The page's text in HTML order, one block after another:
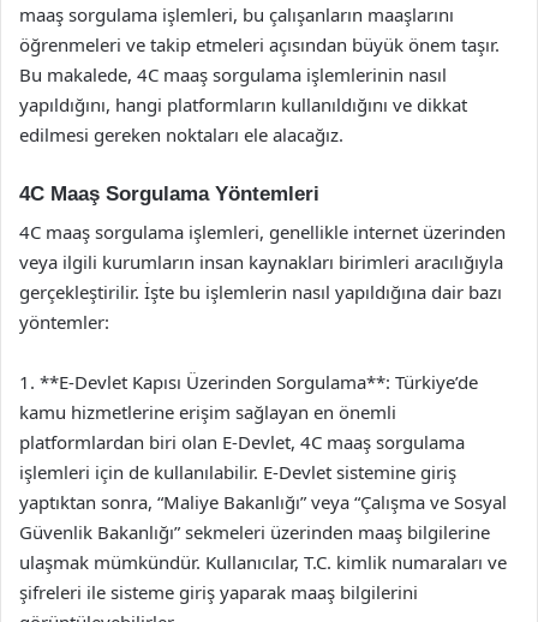
maaş sorgulama işlemleri, bu çalışanların maaşlarını
öğrenmeleri ve takip etmeleri açısından büyük önem taşır.
Bu makalede, 4C maaş sorgulama işlemlerinin nasıl
yapıldığını, hangi platformların kullanıldığını ve dikkat
edilmesi gereken noktaları ele alacağız.
4C Maaş Sorgulama Yöntemleri
4C maaş sorgulama işlemleri, genellikle internet üzerinden
veya ilgili kurumların insan kaynakları birimleri aracılığıyla
gerçekleştirilir. İşte bu işlemlerin nasıl yapıldığına dair bazı
yöntemler:
1. **E-Devlet Kapısı Üzerinden Sorgulama**: Türkiye’de
kamu hizmetlerine erişim sağlayan en önemli
platformlardan biri olan E-Devlet, 4C maaş sorgulama
işlemleri için de kullanılabilir. E-Devlet sistemine giriş
yaptıktan sonra, “Maliye Bakanlığı” veya “Çalışma ve Sosyal
Güvenlik Bakanlığı” sekmeleri üzerinden maaş bilgilerine
ulaşmak mümkündür. Kullanıcılar, T.C. kimlik numaraları ve
şifreleri ile sisteme giriş yaparak maaş bilgilerini